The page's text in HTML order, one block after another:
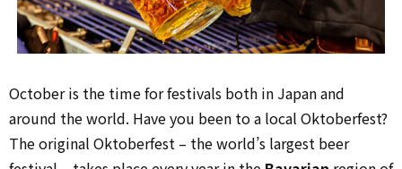
October is the time for festivals both in Japan and
around the world. Have you been to a local Oktoberfest?
The original Oktoberfest – the world’s largest beer